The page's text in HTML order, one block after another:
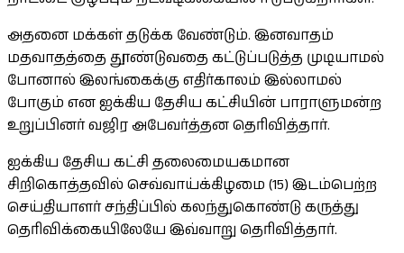
அதனை மக்கள் தடுக்க வேண்டும். இனவாதம்
மதவாதத்தை தூண்டுவதை கட்டுப்படுத்த முடியாமல்
போனால் இலங்கைக்கு எதிர்காலம் இல்லாமல்
போகும் என ஐக்கிய தேசிய கட்சியின் பாராளுமன்ற
உறுப்பினர் வஜிர அபேவர்த்தன தெரிவித்தார்.
ஐக்கிய தேசிய கட்சி தலைமையகமான
சிறிகொத்தவில் செவ்வாய்க்கிழமை (15) இடம்பெற்ற
செய்தியாளர் சந்திப்பில் கலந்துகொண்டு கருத்து
தெரிவிக்கையிலேயே இவ்வாறு தெரிவித்தார்.